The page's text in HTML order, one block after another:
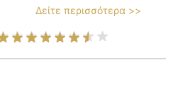
Δείτε περισσότερα >>